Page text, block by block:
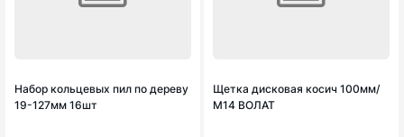
Набор кольцевых пил по дереву
19-127мм 16шт
Щетка дисковая косич 100мм/
М14 ВОЛАТ